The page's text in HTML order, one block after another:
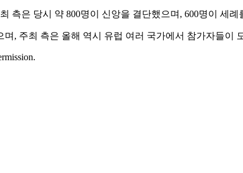
측은 당시 약 800명이 신앙을 결단했으며, 600명이 세
, 주최 측은 올해 역시 유럽 여러 국가에서 참가자들이